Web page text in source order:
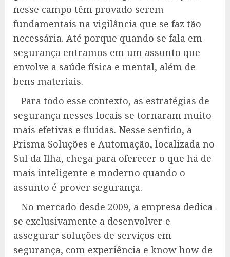
nesse campo têm provado serem
fundamentais na vigilância que se faz tão
necessária. Até porque quando se fala em
segurança entramos em um assunto que
envolve a saúde física e mental, além de
bens materiais.
Para todo esse contexto, as estratégias de
segurança nesses locais se tornaram muito
mais efetivas e fluídas. Nesse sentido, a
Prisma Soluções e Automação, localizada no
Sul da Ilha, chega para oferecer o que há de
mais inteligente e moderno quando o
assunto é prover segurança.
No mercado desde 2009, a empresa dedica-
se exclusivamente a desenvolver e
assegurar soluções de serviços em
segurança, com experiência e know how de